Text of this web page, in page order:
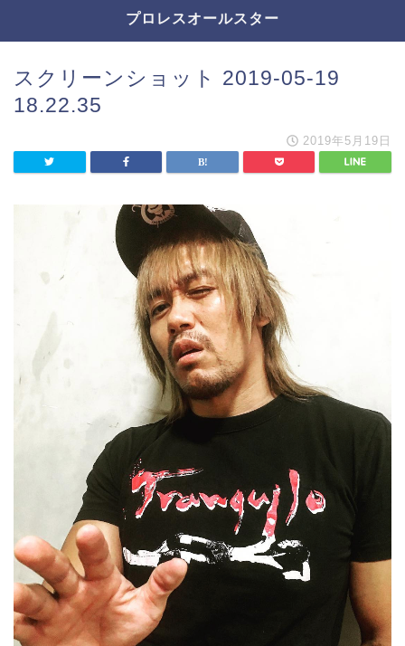
プロレスオールスター
スクリーンショット 2019-05-19
18.22.35
2019年5月19日